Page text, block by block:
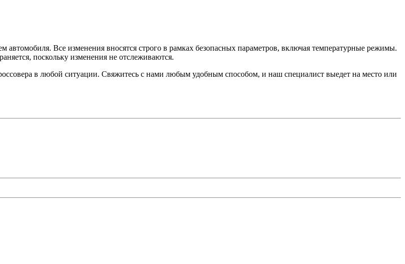
Все изменения вносятся строго в рамках безопасных параметров, включая температурные режимы.
поскольку изменения не отслеживаются.
в любой ситуации. Свяжитесь с нами любым удобным способом, и наш специалист выедет на место или